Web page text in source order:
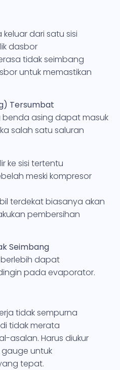
dari satu sisi
dasbor
tidak seimbang
untuk memastikan
Tersumbat
benda asing dapat masuk
salah satu saluran
ke sisi tertentu
meski kompresor
terdekat biasanya akan
pembersihan
Seimbang
dapat
pada evaporator.
tidak sempurna
tidak merata
asalan. Harus diukur
untuk
tepat.